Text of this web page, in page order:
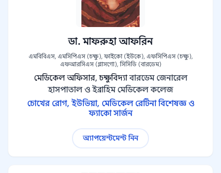
ডা. মাফরুহা আফরিন
এমবিবিএস, এমসিপিএস (চক্ষু), ফাইকো (ইউকে), এফসিপিএস (চক্ষু),
এফআরসিএস (গ্লাসগো), সিসিডি (বারডেম)
মেডিকেল অফিসার, চক্ষুবিদ্যা বারডেম জেনারেল
হাসপাতাল ও ইব্রাহিম মেডিকেল কলেজ
চোখের রোগ, ইউভিয়া, মেডিকেল রেটিনা বিশেষজ্ঞ ও
ফ্যাকো সার্জন
অ্যাপয়েন্টমেন্ট নিন